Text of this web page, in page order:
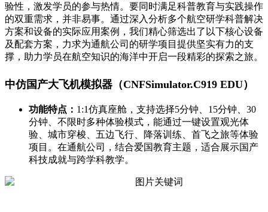
验性，激发学员的参与热情。要同时满足科普教育与实践操作
的双重需求，并非易事。通过深入分析多个航空研学科普解决
方案和设备的实际应用案例，我们精心筛选出了以下核心设备
及配套方案，力求为通航公司的研学项目提供坚实有力的支
撑，助力学员在航空知识的海洋中开启一段精彩的探索之旅。
中仿国产大飞机模拟器（CNFSimulator.C919 EDU）
功能特点： 1:1仿真座舱，支持选择5分钟、15分钟、30
分钟、不限时多种体验模式，能通过一键设置观光体
验、城市穿梭、五边飞行、降落训练、首飞之旅等体验
项目。在通航公司，结合爱国教育主题，适合展示国产
科技成就与跨学科教学。